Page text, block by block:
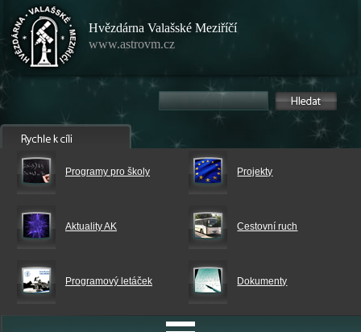
Hvězdárna Valašské Meziříčí
www.astrovm.cz
Programy pro školy Projekty
Aktuality AK Cestovní ruch
Programový letáček Dokumenty